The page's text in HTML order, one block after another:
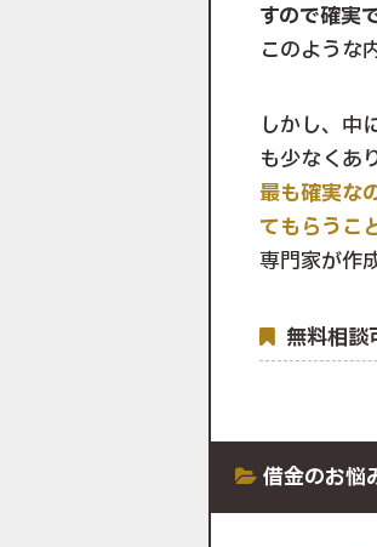
すので確実
このような
しかし、中
も少なくあ
最も確実な
てもらうこ
専門家が作
無料相談
借金のお悩